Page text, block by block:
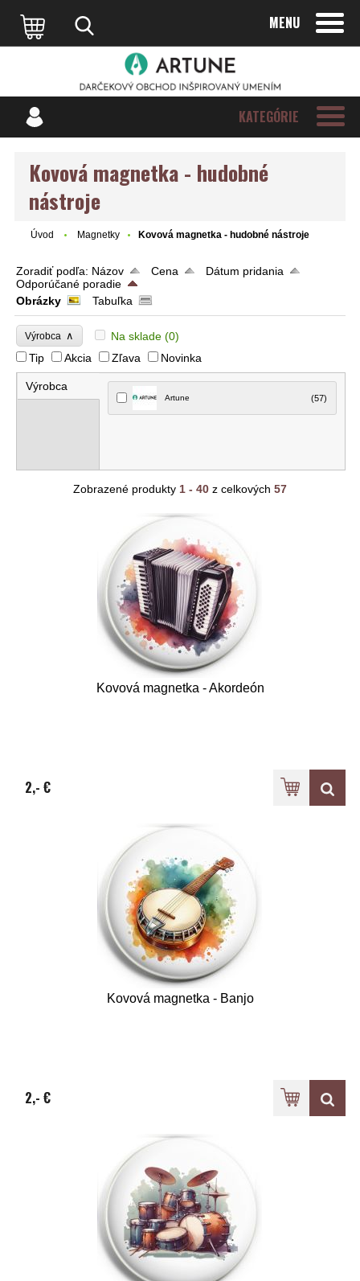
MENU
KATEGÓRIE
Kovová magnetka - hudobné
nástroje
Úvod Magnetky Kovová magnetka - hudobné nástroje
Zoradiť podľa: Názov Cena
Dátum pridania
Odporúčané poradie
Obrázky
Tabuľka
Výrobca ∧ Na sklade (0)
Tip
Akcia Zľava Novinka
Výrobca
Artune (57)
Zobrazené produkty 1 - 40 z celkových 57
Kovová magnetka - Akordeón
2,- €
Kovová magnetka - Banjo
2,- €